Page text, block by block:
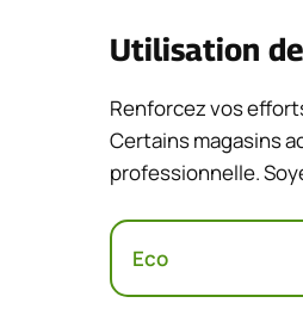
Utilisation
Renforcez vos
Certains magasins
professionnelle.
Eco